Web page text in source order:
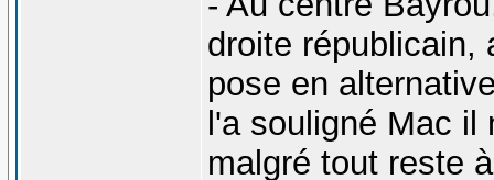
droite républicain,
pose en
l'a souligné Mac
malgré tout reste